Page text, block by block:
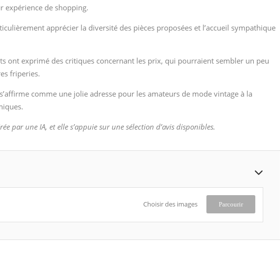
expérience de shopping.
apprécier la diversité des pièces proposées et l’accueil sympathique
ont exprimé des critiques concernant les prix, qui pourraient sembler un peu
friperies.
comme une jolie adresse pour les amateurs de mode vintage à la
par une IA, et elle s’appuie sur une sélection d’avis disponibles.
Choisir des images Parcourir